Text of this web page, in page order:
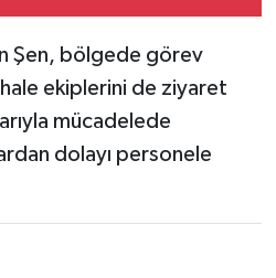
Şen, bölgede görev
ekiplerini de ziyaret
mücadelede
dolayı personele